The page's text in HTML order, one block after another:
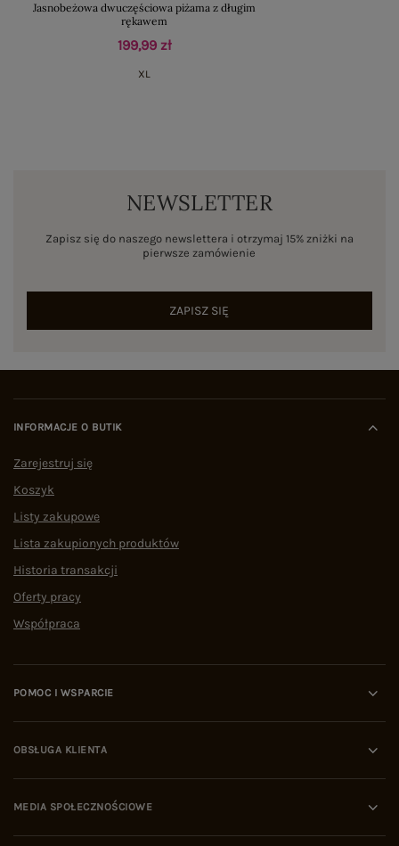
Jasnobeżowa dwuczęściowa piżama z długim
rękawem
199,99 zł
XL
NEWSLETTER
Zapisz się do naszego newslettera i otrzymaj 15% zniżki na
pierwsze zamówienie
ZAPISZ SIĘ
INFORMACJE O BUTIK
Zarejestruj się
Koszyk
Listy zakupowe
Lista zakupionych produktów
Historia transakcji
Oferty pracy
Współpraca
POMOC I WSPARCIE
OBSŁUGA KLIENTA
MEDIA SPOŁECZNOŚCIOWE